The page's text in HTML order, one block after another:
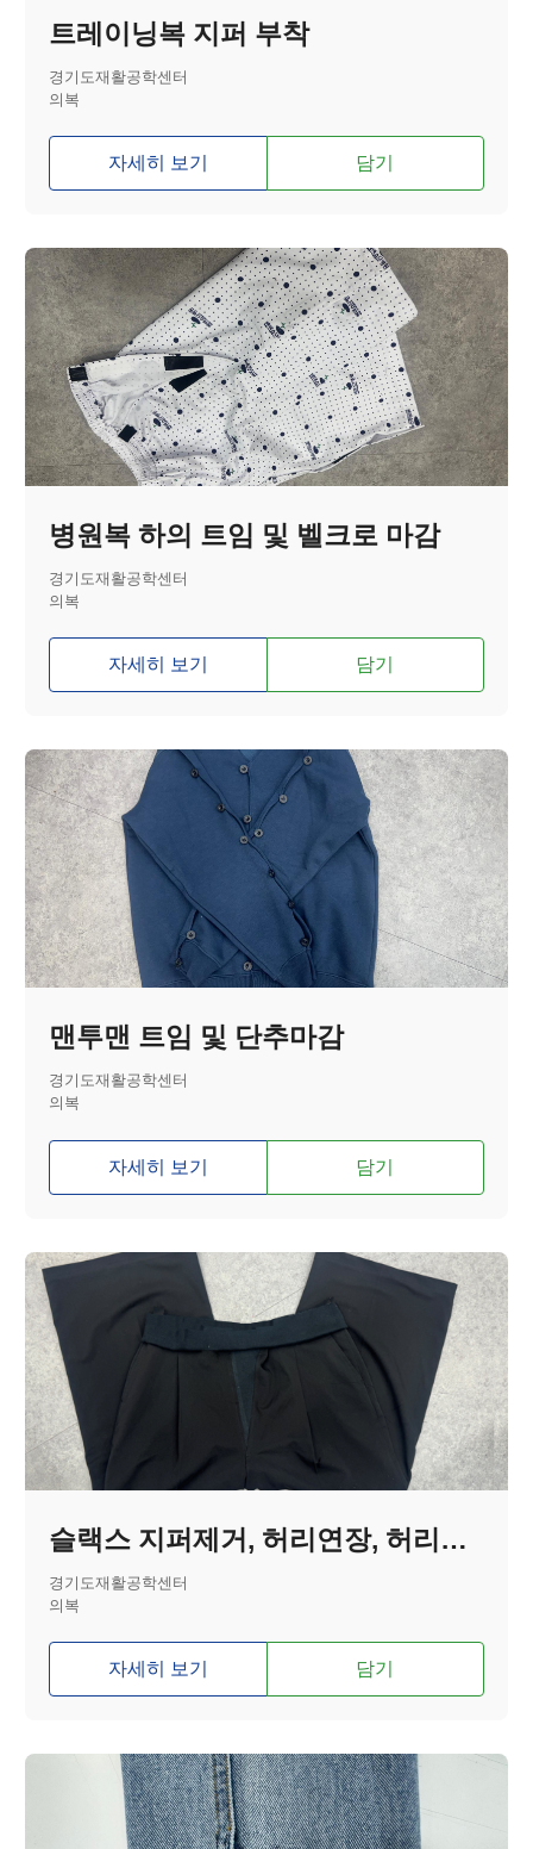
트레이닝복 지퍼 부착
경기도재활공학센터
의복
자세히 보기 담기
병원복 하의 트임 및 벨크로 마감
경기도재활공학센터
의복
자세히 보기 담기
맨투맨 트임 및 단추마감
경기도재활공학센터
의복
자세히 보기 담기
슬랙스 지퍼제거, 허리연장, 허리밴딩
경기도재활공학센터
의복
자세히 보기 담기